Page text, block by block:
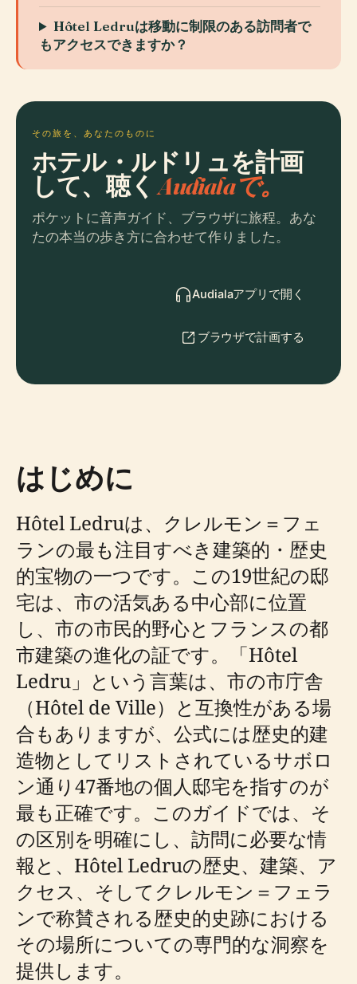
Hôtel Ledruは移動に制限のある訪問者で
もアクセスできますか？
その旅を、あなたのものに
ホテル・ルドリュを計画
して、聴くAudialaで。
ポケットに音声ガイド、ブラウザに旅程。あな
たの本当の歩き方に合わせて作りました。
Audialaアプリで開く
ブラウザで計画する
はじめに
Hôtel Ledruは、クレルモン＝フェ
ランの最も注目すべき建築的・歴史
的宝物の一つです。この19世紀の邸
宅は、市の活気ある中心部に位置
し、市の市民的野心とフランスの都
市建築の進化の証です。「Hôtel
Ledru」という言葉は、市の市庁舎
（Hôtel de Ville）と互換性がある場
合もありますが、公式には歴史的建
造物としてリストされているサボロ
ン通り47番地の個人邸宅を指すのが
最も正確です。このガイドでは、そ
の区別を明確にし、訪問に必要な情
報と、Hôtel Ledruの歴史、建築、ア
クセス、そしてクレルモン＝フェラ
ンで称賛される歴史的史跡における
その場所についての専門的な洞察を
提供します。